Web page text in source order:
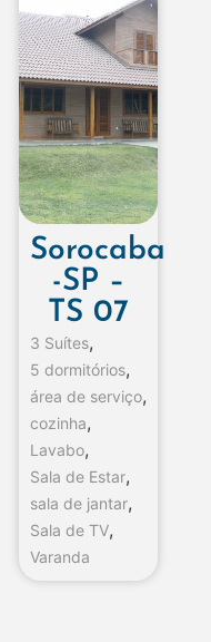
Sorocaba
-SP –
TS 07
3 Suítes,
5 dormitórios,
área de serviço,
cozinha,
Lavabo,
Sala de Estar,
sala de jantar,
Sala de TV,
Varanda